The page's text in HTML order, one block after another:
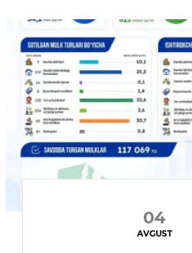
04
AVGUST